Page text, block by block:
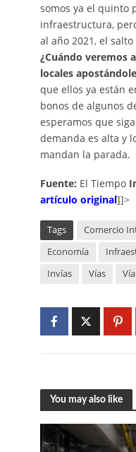
somos ya el quinto
infraestructura,
al año 2021, el
¿Cuándo veremos
locales
que ellos ya están
bonos de algunos
esperamos que
demanda es alta y
mandan la parada.
Fuente: El Tiempo
artículo original]]>
Tags Comercio
Economía
Invías
Vías
You may also like